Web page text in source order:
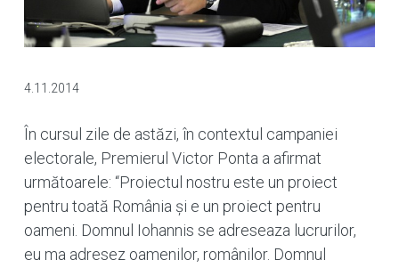
4.11.2014
În cursul zile de astăzi, în contextul campaniei
electorale, Premierul Victor Ponta a afirmat
următoarele: “Proiectul nostru este un proiect
pentru toată România şi e un proiect pentru
oameni. Domnul Iohannis se adreseaza lucrurilor,
eu ma adresez oamenilor, românilor. Domnul